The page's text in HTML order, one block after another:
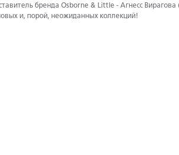
бренда Osborne & Little - Агнесс
и, порой, неожиданных коллекций!